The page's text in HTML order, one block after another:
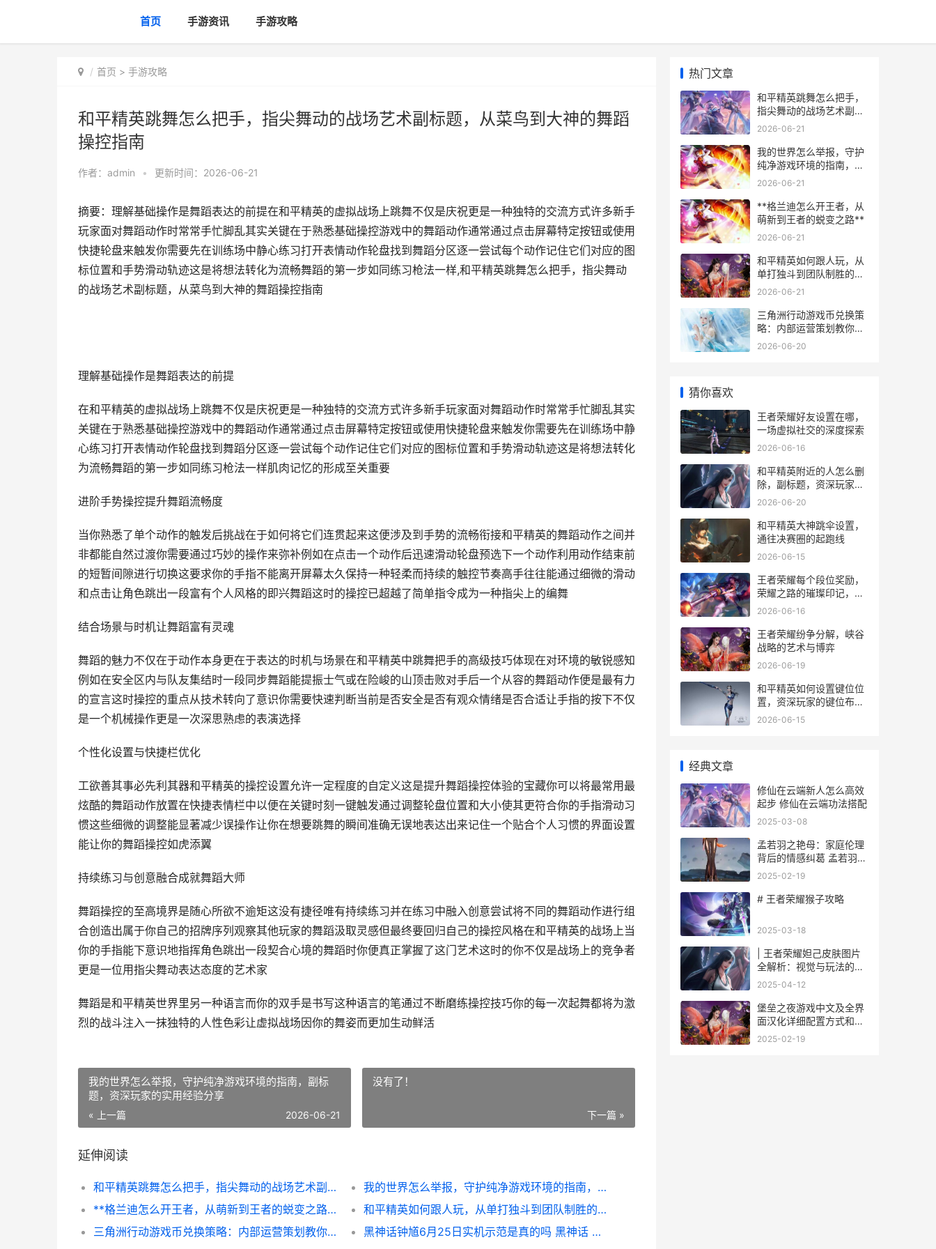
首页 手游资讯 手游攻略
首页 > 手游攻略
和平精英跳舞怎么把手，指尖舞动的战场艺术副标题，从菜鸟到大神的舞蹈
操控指南
作者： admin • 更新时间：2026-06-21
摘要：理解基础操作是舞蹈表达的前提在和平精英的虚拟战场上跳舞不仅是庆祝更是一种独特的交流方式许多新手
玩家面对舞蹈动作时常常手忙脚乱其实关键在于熟悉基础操控游戏中的舞蹈动作通常通过点击屏幕特定按钮或使用
快捷轮盘来触发你需要先在训练场中静心练习打开表情动作轮盘找到舞蹈分区逐一尝试每个动作记住它们对应的图
标位置和手势滑动轨迹这是将想法转化为流畅舞蹈的第一步如同练习枪法一样,和平精英跳舞怎么把手，指尖舞动
的战场艺术副标题，从菜鸟到大神的舞蹈操控指南
理解基础操作是舞蹈表达的前提
在和平精英的虚拟战场上跳舞不仅是庆祝更是一种独特的交流方式许多新手玩家面对舞蹈动作时常常手忙脚乱其实
关键在于熟悉基础操控游戏中的舞蹈动作通常通过点击屏幕特定按钮或使用快捷轮盘来触发你需要先在训练场中静
心练习打开表情动作轮盘找到舞蹈分区逐一尝试每个动作记住它们对应的图标位置和手势滑动轨迹这是将想法转化
为流畅舞蹈的第一步如同练习枪法一样肌肉记忆的形成至关重要
进阶手势操控提升舞蹈流畅度
当你熟悉了单个动作的触发后挑战在于如何将它们连贯起来这便涉及到手势的流畅衔接和平精英的舞蹈动作之间并
非都能自然过渡你需要通过巧妙的操作来弥补例如在点击一个动作后迅速滑动轮盘预选下一个动作利用动作结束前
的短暂间隙进行切换这要求你的手指不能离开屏幕太久保持一种轻柔而持续的触控节奏高手往往能通过细微的滑动
和点击让角色跳出一段富有个人风格的即兴舞蹈这时的操控已超越了简单指令成为一种指尖上的编舞
结合场景与时机让舞蹈富有灵魂
舞蹈的魅力不仅在于动作本身更在于表达的时机与场景在和平精英中跳舞把手的高级技巧体现在对环境的敏锐感知
例如在安全区内与队友集结时一段同步舞蹈能提振士气或在险峻的山顶击败对手后一个从容的舞蹈动作便是最有力
的宣言这时操控的重点从技术转向了意识你需要快速判断当前是否安全是否有观众情绪是否合适让手指的按下不仅
是一个机械操作更是一次深思熟虑的表演选择
个性化设置与快捷栏优化
工欲善其事必先利其器和平精英的操控设置允许一定程度的自定义这是提升舞蹈操控体验的宝藏你可以将最常用最
炫酷的舞蹈动作放置在快捷表情栏中以便在关键时刻一键触发通过调整轮盘位置和大小使其更符合你的手指滑动习
惯这些细微的调整能显著减少误操作让你在想要跳舞的瞬间准确无误地表达出来记住一个贴合个人习惯的界面设置
能让你的舞蹈操控如虎添翼
持续练习与创意融合成就舞蹈大师
舞蹈操控的至高境界是随心所欲不逾矩这没有捷径唯有持续练习并在练习中融入创意尝试将不同的舞蹈动作进行组
合创造出属于你自己的招牌序列观察其他玩家的舞蹈汲取灵感但最终要回归自己的操控风格在和平精英的战场上当
你的手指能下意识地指挥角色跳出一段契合心境的舞蹈时你便真正掌握了这门艺术这时的你不仅是战场上的竞争者
更是一位用指尖舞动表达态度的艺术家
舞蹈是和平精英世界里另一种语言而你的双手是书写这种语言的笔通过不断磨练操控技巧你的每一次起舞都将为激
烈的战斗注入一抹独特的人性色彩让虚拟战场因你的舞姿而更加生动鲜活
我的世界怎么举报，守护纯净游戏环境的指南，副标
题，资深玩家的实用经验分享
« 上一篇 2026-06-21
没有了！
下一篇 »
延伸阅读
和平精英跳舞怎么把手，指尖舞动的战场艺术副标题，从菜鸟到大神的舞蹈操控指南
我的世界怎么举报，守护纯净游戏环境的指南，副标题，资深玩家的实用经验分享
**格兰迪怎么开王者，从萌新到王者的蜕变之路**
和平精英如何跟人玩，从单打独斗到团队制胜的蜕变
三角洲行动游戏币兑换策略：内部运营策划教你少花冤枉钱 三角洲行动游戏解说
黑神话钟馗6月25日实机示范是真的吗 黑神话 钟馗
热门文章
和平精英跳舞怎么把手，
指尖舞动的战场艺术副标
题，从菜鸟到大神的舞蹈
2026-06-21
我的世界怎么举报，守护
纯净游戏环境的指南，副
标题，资深玩家的实用经
2026-06-21
**格兰迪怎么开王者，从
萌新到王者的蜕变之路**
2026-06-21
和平精英如何跟人玩，从
单打独斗到团队制胜的蜕
变
2026-06-21
三角洲行动游戏币兑换策
略：内部运营策划教你少
花冤枉钱 三角洲行动游戏
2026-06-20
猜你喜欢
王者荣耀好友设置在哪，
一场虚拟社交的深度探索
2026-06-16
和平精英附近的人怎么删
除，副标题，资深玩家详
解社交功能净化指南
2026-06-20
和平精英大神跳伞设置，
通往决赛圈的起跑线
2026-06-15
王者荣耀每个段位奖励，
荣耀之路的璀璨印记，副
标题，段位征程中的成长
2026-06-16
王者荣耀纷争分解，峡谷
战略的艺术与博弈
2026-06-19
和平精英如何设置键位位
置，资深玩家的键位布局
哲学，副标题，指尖战场
2026-06-15
经典文章
修仙在云端新人怎么高效
起步 修仙在云端功法搭配
2025-03-08
孟若羽之艳母：家庭伦理
背后的情感纠葛 孟若羽是
谁
2025-02-19
# 王者荣耀猴子攻略
2025-03-18
| 王者荣耀妲己皮肤图片
全解析：视觉与玩法的完
美融合
2025-04-12
堡垒之夜游戏中文及全界
面汉化详细配置方式和流
程指导 堡垒之夜the
2025-02-19